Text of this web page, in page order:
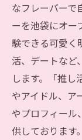
なフレーバーで
ーを池袋にオー
験できる可愛く
活、デートなど
します。「推
やアイドル、ア
やプロフィール
供しております